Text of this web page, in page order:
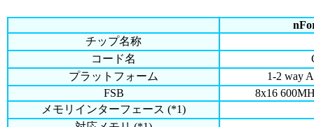
チップ名称
コード名
プラットフォーム
1-2 way
FSB
8x16
メモリインターフェース (*1)